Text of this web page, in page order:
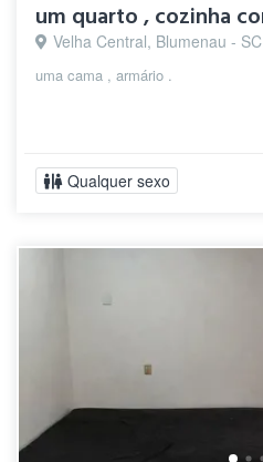
Velha Central, Blumenau - SC
uma cama , armário .
Qualquer sexo